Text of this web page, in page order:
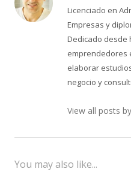
Licenciado en
Empresas y
Dedicado desde
emprendedores
elaborar
negocio y
View all posts
You may also like...